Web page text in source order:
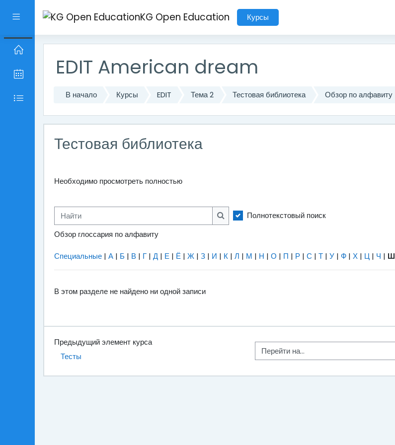
Боковая панель KG Open Education Курсы
EDIT American dream
В начало Курсы EDIT Тема 2 Тестовая библиотека Обзор по алфавиту
Тестовая библиотека
Необходимо просмотреть полностью
Найти
Найти
Полнотекстовый поиск
Обзор глоссария по алфавиту
Специальные | А | Б | В | Г | Д | Е | Ё | Ж | З | И | К | Л | М | Н | О | П | Р | С | Т | У | Ф | Х | Ц | Ч | Ш
В этом разделе не найдено ни одной записи
Предыдущий элемент курса
Тесты
Перейти на...